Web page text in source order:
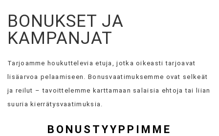
BONUKSET JA
KAMPANJAT
Tarjoamme houkuttelevia etuja, jotka oikeasti tarjoavat
lisäarvoa pelaamiseen. Bonusvaatimuksemme ovat selkeät
ja reilut – tavoittelemme karttamaan salaisia ehtoja tai liian
suuria kierrätysvaatimuksia.
BONUSTYYPPIMME